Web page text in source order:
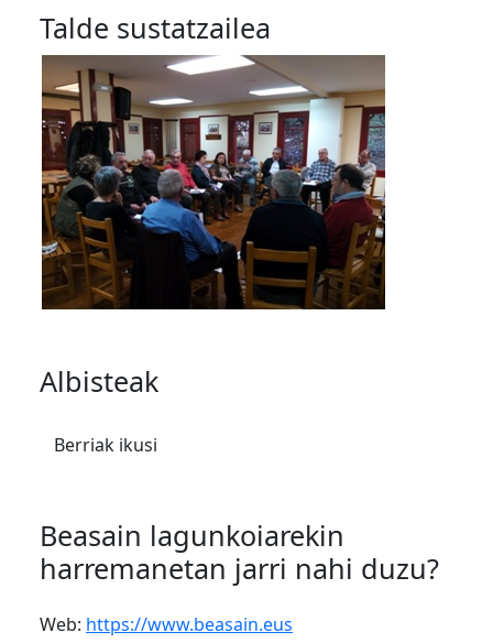
Talde sustatzailea
Albisteak
Berriak ikusi
Beasain lagunkoiarekin
harremanetan jarri nahi duzu?
Web: https://www.beasain.eus